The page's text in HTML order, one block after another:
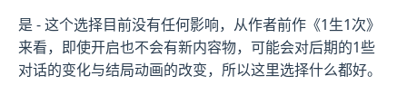
是 - 这个选择目前没有任何影响，从作者前作《1生1次》
来看，即使开启也不会有新内容物，可能会对后期的1些
对话的变化与结局动画的改变，所以这里选择什么都好。